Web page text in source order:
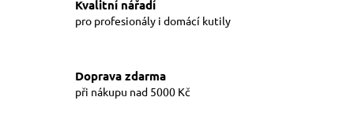
Kvalitní nářadí
pro profesionály i domácí kutily
Doprava zdarma
při nákupu nad 5000 Kč